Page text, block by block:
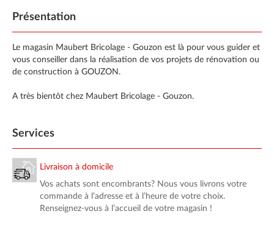
Présentation
Le magasin Maubert Bricolage - Gouzon est là pour vous guider et
vous conseiller dans la réalisation de vos projets de rénovation ou
de construction à GOUZON.
A très bientôt chez Maubert Bricolage - Gouzon.
Services
Livraison à domicile
Vos achats sont encombrants? Nous vous livrons votre
commande à l’adresse et à l’heure de votre choix.
Renseignez-vous à l’accueil de votre magasin !